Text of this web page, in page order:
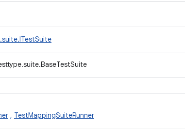
, TestMappingSuiteRunner